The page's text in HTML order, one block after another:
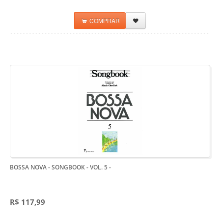
COMPRAR
BOSSA NOVA - SONGBOOK - VOL. 5-
R$ 117,99